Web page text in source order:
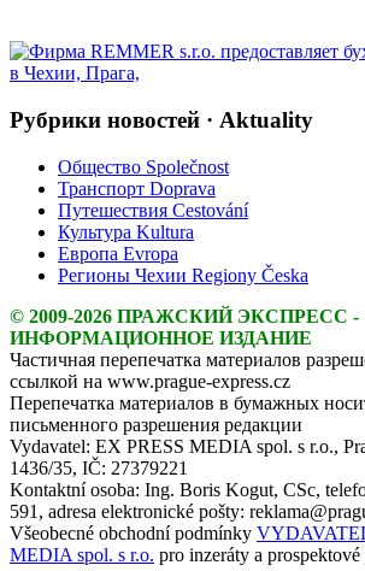
Рубрики новостей · Aktuality
Общество Společnost
Транспорт Doprava
Путешествия Cestování
Культура Kultura
Европа Evropa
Регионы Чехии Regiony Česka
© 2009-2026 ПРАЖСКИЙ ЭКСПРЕСС -
ИНФОРМАЦИОННОЕ ИЗДАНИЕ
Частичная перепечатка материалов
ссылкой на www.prague-express.cz
Перепечатка материалов в бумажных
письменного разрешения редакции
Vydavatel: EX PRESS MEDIA spol. s r.o.,
1436/35, IČ: 27379221
Kontaktní osoba: Ing. Boris Kogut, CSc,
591, adresa elektronické pošty:
Všeobecné obchodní podmínky
MEDIA spol. s r.o. pro inzeráty a